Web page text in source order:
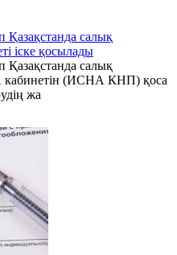
Қазақстанда салық
іске қосылады
Қазақстанда салық
кабинетін (ИСНА КНП) қоса
жа